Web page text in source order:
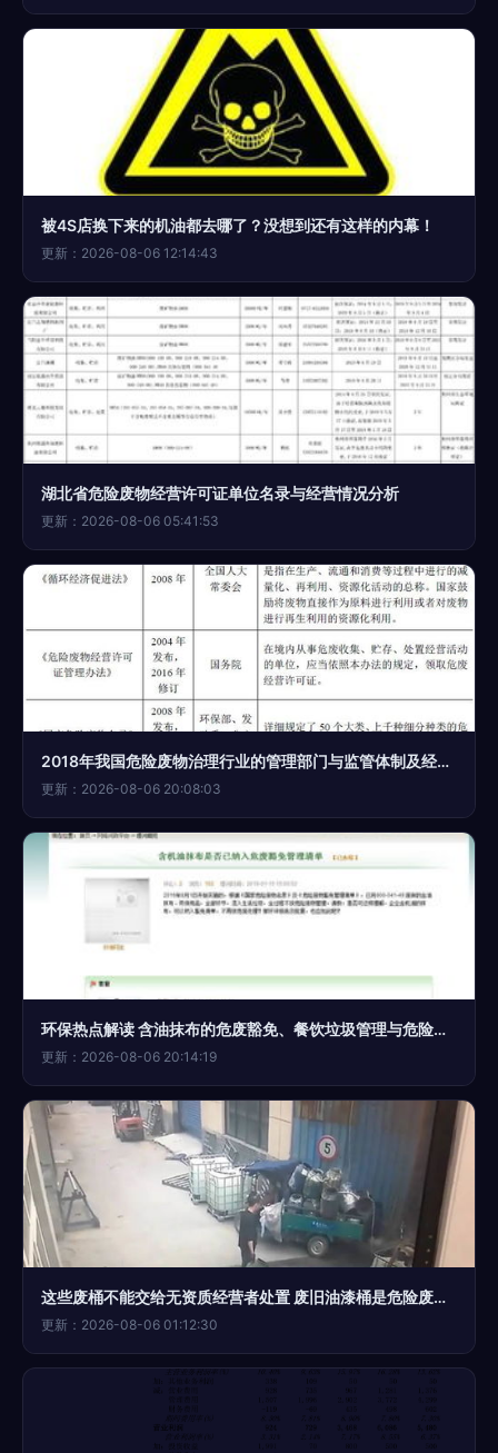
被4S店换下来的机油都去哪了？没想到还有这样的内幕！
更新：2026-08-06 12:14:43
湖北省危险废物经营许可证单位名录与经营情况分析
更新：2026-08-06 05:41:53
2018年我国危险废物治理行业的管理部门与监管体制及经营许可政策解析
更新：2026-08-06 20:08:03
环保热点解读 含油抹布的危废豁免、餐饮垃圾管理与危险废物经营要点
更新：2026-08-06 20:14:19
这些废桶不能交给无资质经营者处置 废旧油漆桶是危险废物，擅自加工处理后果很严重
更新：2026-08-06 01:12:30